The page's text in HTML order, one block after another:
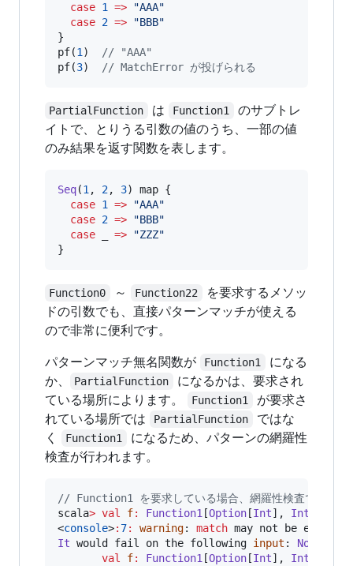
case 1 => "AAA"
case 2 => "BBB"
}
pf(1 ) // "AAA"
pf(3) // MatchError が投げられる
PartialFunction は Function1
のサブトレ
イトで、とりうる引数の値のうち、一部の値
のみ結果を返す関数を表します。
Seq(1 , 2, 3) map {
case 1 => "AAA"
case 2 => "BBB"
case
=> "ZZZ"
}
Function0 ～ Function22
を要求するメソッ
ドの引数でも、直接パターンマッチが使える
ので非常に便利です。
パターンマッチ無名関数が
Function1
になる
か、
PartialFunction
になるかは、要求され
ている場所によります。
Function1
が要求さ
れている場所では
PartialFunction
ではな
く
Function1
になるため、パターンの網羅性
検査が行われます。
// Function1 を要求している場合、網羅性検査で漏れ
scala> val f: Function1 [Option [Int], Int
<console>: 7: warning: match
It would fail on the following input : None
val
f: Function1 [Option [Int], Int